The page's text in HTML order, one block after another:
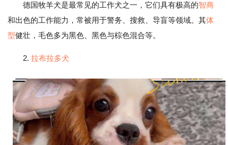
德国牧羊犬是最常见的工作犬之一，它们具有极高的智商
和出色的工作能力，常被用于警务、搜救、导盲等领域。其体
型健壮，毛色多为黑色、黑色与棕色混合等。
2. 拉布拉多犬